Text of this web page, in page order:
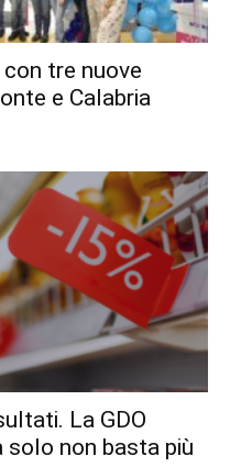
tre nuove
e Calabria
La GDO
non basta più